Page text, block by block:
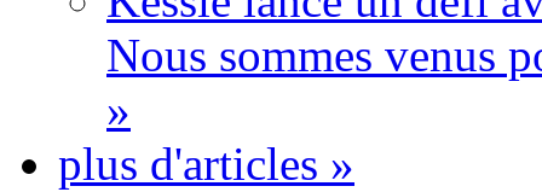
Nous sommes venus
»
plus d'articles »